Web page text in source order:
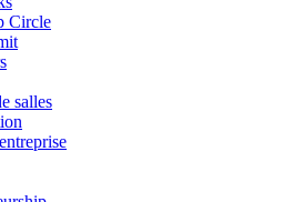
Circle
salles